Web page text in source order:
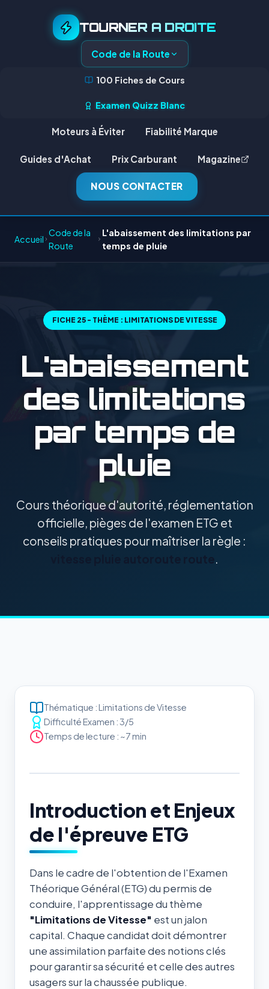
TOURNER A DROITE
Code de la Route
100 Fiches de Cours
Examen Quizz Blanc
Moteurs à Éviter Fiabilité Marque
Guides d'Achat Prix Carburant Magazine
NOUS CONTACTER
Accueil
Code de la
Route
L'abaissement des limitations par
temps de pluie
FICHE 25 - THÈME : LIMITATIONS DE VITESSE
L'abaissement
des limitations
par temps de
pluie
Cours théorique d'autorité, réglementation
officielle, pièges de l'examen ETG et
conseils pratiques pour maîtriser la règle :
.
Thématique : Limitations de Vitesse
Difficulté Examen : 3/5
Temps de lecture : ~7 min
Introduction et Enjeux
de l'épreuve ETG
Dans le cadre de l'obtention de l'Examen
Théorique Général (ETG) du permis de
conduire, l'apprentissage du thème
"Limitations de Vitesse" est un jalon
capital. Chaque candidat doit démontrer
une assimilation parfaite des notions clés
pour garantir sa sécurité et celle des autres
usagers sur la chaussée publique.